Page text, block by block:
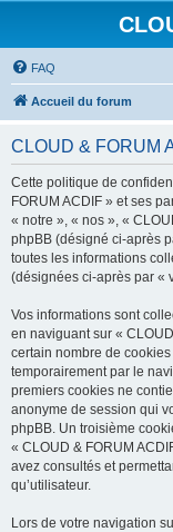
FAQ
Accueil du forum
CLOUD & FORUM
Cette politique de
FORUM ACDIF » et ses
« notre », « nos », «
phpBB (désigné ci-après
toutes les informations
(désignées ci-après par «
Vos informations sont
en naviguant sur «
certain nombre de
temporairement par le
premiers cookies ne
anonyme de session qui
phpBB. Un troisième
« CLOUD & FORUM
avez consultés et
qu’utilisateur.
Lors de votre navigation